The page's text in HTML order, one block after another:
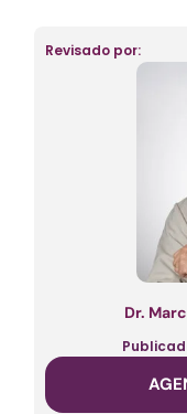
Revisado por:
Dr.